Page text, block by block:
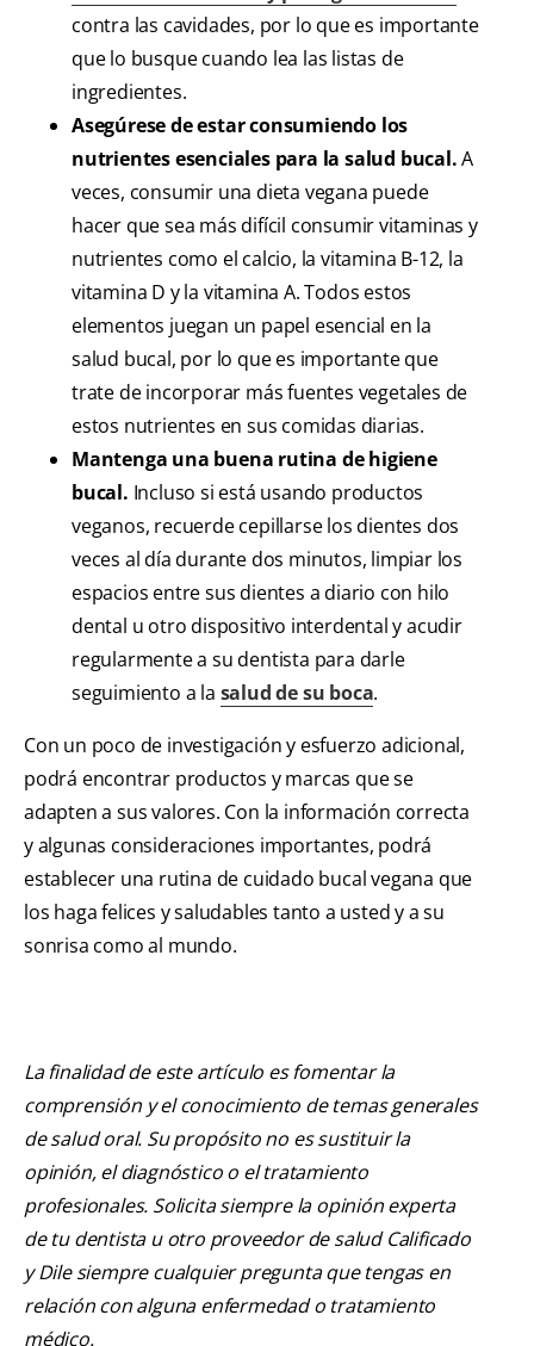
contra las cavidades, por lo que es importante
que lo busque cuando lea las listas de
ingredientes.
Asegúrese de estar consumiendo los
nutrientes esenciales para la salud bucal.A
veces, consumir una dieta vegana puede
hacer que sea más difícil consumir vitaminas y
nutrientes como el calcio, la vitamina B-12, la
vitamina D y la vitamina A. Todos estos
elementos juegan un papel esencial en la
salud bucal, por lo que es importante que
trate de incorporar más fuentes vegetales de
estos nutrientes en sus comidas diarias.
Mantenga una buena rutina de higiene
bucal. Incluso si está usando productos
veganos, recuerde cepillarse los dientes dos
veces al día durante dos minutos, limpiar los
espacios entre sus dientes a diario con hilo
dental u otro dispositivo interdental y acudir
regularmente a su dentista para darle
seguimiento a la salud de su boca.
Con un poco de investigación y esfuerzo adicional,
podrá encontrar productos y marcas que se
adapten a sus valores. Con la información correcta
y algunas consideraciones importantes, podrá
establecer una rutina de cuidado bucal vegana que
los haga felices y saludables tanto a usted y a su
sonrisa como al mundo.
La finalidad de este artículo es fomentar la
comprensión y el conocimiento de temas generales
de salud oral. Su propósito no es sustituir la
opinión, el diagnóstico o el tratamiento
profesionales. Solicita siempre la opinión experta
de tu dentista u otro proveedor de salud Calificado
y Dile siempre cualquier pregunta que tengas en
relación con alguna enfermedad o tratamiento
médico.